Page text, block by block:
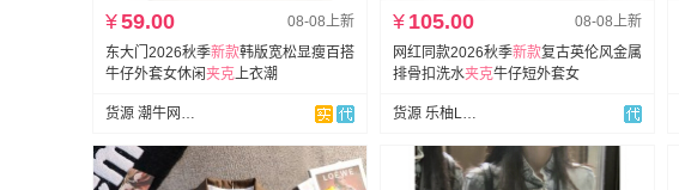
08-08上新
¥59.00
东大门2026秋季新款韩版宽松显瘦百搭
牛仔外套女休闲夹克上衣潮
货源 潮牛网批(牛仔全品类)
08-08上新
¥ 105.00
网红同款2026秋季新款复古英伦风金属
排骨扣洗水夹克牛仔短外套女
货源 乐柚Leyou